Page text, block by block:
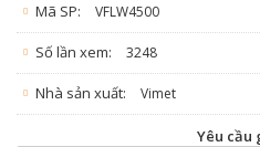
Mã SP: VFLW4500
Số lần xem: 3248
Nhà sản xuất: Vimet
Yêu cầu